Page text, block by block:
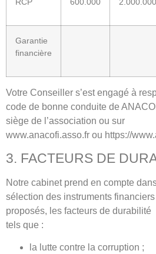
Garantie
financière
Votre Conseiller s’est engagé à
code de bonne conduite de
siège de l’association ou sur
www.anacofi.asso.fr ou https://
3. FACTEURS DE
Notre cabinet prend en compte
sélection des instruments
proposés, les facteurs de durabilité
tels que :
la lutte contre la corruption ;